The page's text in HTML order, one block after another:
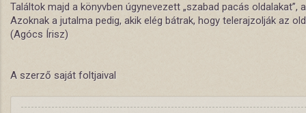
Találtok majd a könyvben úgynevezett „szabad pacás
Azoknak a jutalma pedig, akik elég bátrak, hogy telerajzolják az
(Agócs Írisz)
A szerző saját foltjaival